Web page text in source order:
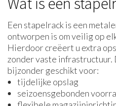
Een stapelrack is een
ontworpen is om veilig op
Hierdoor creëert u extra
zonder vaste infrastructuur.
bijzonder geschikt voor:
tijdelijke opslag
seizoensgebonden